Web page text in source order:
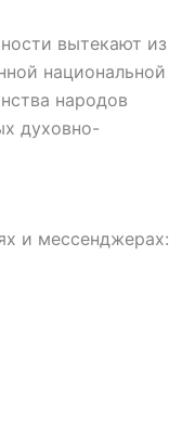
вытекают из
национальной
народов
духовно-
и мессенджерах: